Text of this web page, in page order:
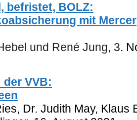
befristet, BOLZ:
mit Mercer
und René Jung, 3.
der VVB:
Dr. Judith May, Klaus